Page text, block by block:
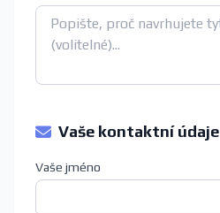
Vaše kontaktní údaje
Vaše jméno